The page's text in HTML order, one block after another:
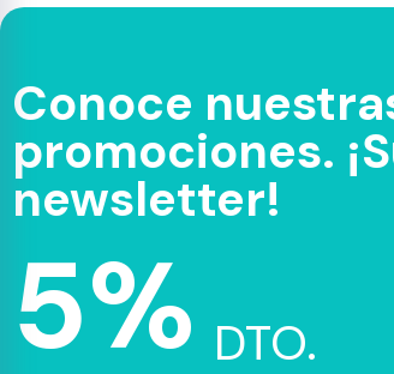
Conoce
promociones.
newsletter!
5% DTO.